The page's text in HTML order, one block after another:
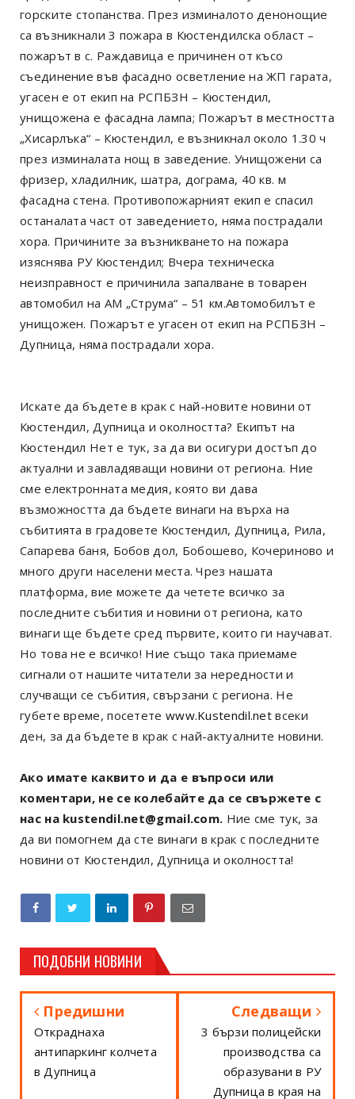
горските стопанства. През изминалото денонощие
са възникнали 3 пожара в Кюстендилска област –
пожарът в с. Раждавица е причинен от късо
съединение във фасадно осветление на ЖП гарата,
угасен е от екип на РСПБЗН – Кюстендил,
унищожена е фасадна лампа; Пожарът в местността
„Хисарлъка“ – Кюстендил, е възникнал около 1.30 ч
през изминалата нощ в заведение. Унищожени са
фризер, хладилник, шатра, дограма, 40 кв. м
фасадна стена. Противопожарният екип е спасил
останалата част от заведението, няма пострадали
хора. Причините за възникването на пожара
изяснява РУ Кюстендил; Вчера техническа
неизправност е причинила запалване в товарен
автомобил на АМ „Струма“ – 51 км.Автомобилът е
унищожен. Пожарът е угасен от екип на РСПБЗН –
Дупница, няма пострадали хора.
Искате да бъдете в крак с най-новите новини от
Кюстендил, Дупница и околността? Екипът на
Кюстендил Нет е тук, за да ви осигури достъп до
актуални и завладяващи новини от региона. Ние
сме електронната медия, която ви дава
възможността да бъдете винаги на върха на
събитията в градовете Кюстендил, Дупница, Рила,
Сапарева баня, Бобов дол, Бобошево, Кочериново и
много други населени места. Чрез нашата
платформа, вие можете да четете всичко за
последните събития и новини от региона, като
винаги ще бъдете сред първите, които ги научават.
Но това не е всичко! Ние също така приемаме
сигнали от нашите читатели за нередности и
случващи се събития, свързани с региона. Не
губете време, посетете www.Kustendil.net всеки
ден, за да бъдете в крак с най-актуалните новини.
Ако имате каквито и да е въпроси или
коментари, не се колебайте да се свържете с
нас на kustendil.net@gmail.com. Ние сме тук, за
да ви помогнем да сте винаги в крак с последните
новини от Кюстендил, Дупница и околността!
ПОДОБНИ НОВИНИ
Предишни
Откраднаха
антипаркинг колчета
в Дупница
Следващи
3 бързи полицейски
производства са
образувани в РУ
Дупница в края на